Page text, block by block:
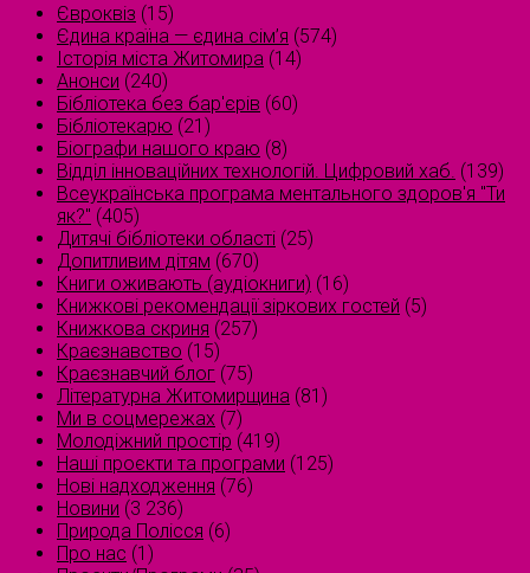
Євроквіз (15)
Єдина країна — єдина сім’я (574)
Історія міста Житомира (14)
Анонси (240)
Бібліотека без бар'єрів (60)
Бібліотекарю (21)
Біографи нашого краю (8)
Відділ інноваційних технологій. Цифровий хаб. (139)
Всеукраїнська програма ментального здоров'я "Ти
як?" (405)
Дитячі бібліотеки області (25)
Допитливим дітям (670)
Книги оживають (аудіокниги) (16)
Книжкові рекомендації зіркових гостей (5)
Книжкова скриня (257)
Краєзнавство (15)
Краєзнавчий блог (75)
Літературна Житомирщина (81)
Ми в соцмережах (7)
Молодіжний простір (419)
Наші проєкти та програми (125)
Нові надходження (76)
Новини (3 236)
Природа Полісся (6)
Про нас (1)